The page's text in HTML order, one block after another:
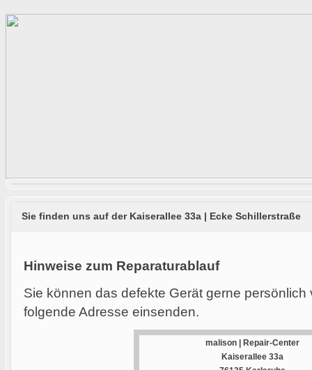
Sie finden uns auf der Kaiserallee 33a | Ecke Schillerstraße
Hinweise zum Reparaturablauf
Sie können das defekte Gerät gerne
folgende Adresse einsenden.
malison | Repair-Center
Kaiserallee 33a